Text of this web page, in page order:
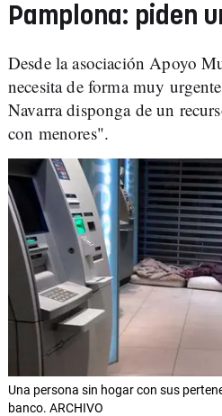
Pamplona: piden
Desde la asociación Apoyo
necesita de forma muy
Navarra disponga de un
con menores".
Una persona sin hogar con sus
banco. ARCHIVO